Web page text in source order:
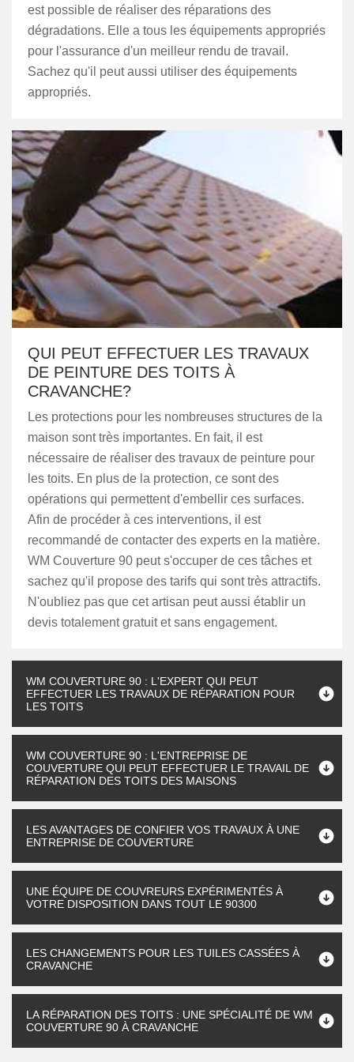
est possible de réaliser des réparations des
dégradations. Elle a tous les équipements appropriés
pour l'assurance d'un meilleur rendu de travail.
Sachez qu'il peut aussi utiliser des équipements
appropriés.
QUI PEUT EFFECTUER LES TRAVAUX
DE PEINTURE DES TOITS À
CRAVANCHE?
Les protections pour les nombreuses structures de la
maison sont très importantes. En fait, il est
nécessaire de réaliser des travaux de peinture pour
les toits. En plus de la protection, ce sont des
opérations qui permettent d'embellir ces surfaces.
Afin de procéder à ces interventions, il est
recommandé de contacter des experts en la matière.
WM Couverture 90 peut s'occuper de ces tâches et
sachez qu'il propose des tarifs qui sont très attractifs.
N'oubliez pas que cet artisan peut aussi établir un
devis totalement gratuit et sans engagement.
WM COUVERTURE 90 : L'EXPERT QUI PEUT
EFFECTUER LES TRAVAUX DE RÉPARATION POUR
LES TOITS
WM COUVERTURE 90 : L'ENTREPRISE DE
COUVERTURE QUI PEUT EFFECTUER LE TRAVAIL DE
RÉPARATION DES TOITS DES MAISONS
LES AVANTAGES DE CONFIER VOS TRAVAUX À UNE
ENTREPRISE DE COUVERTURE
UNE ÉQUIPE DE COUVREURS EXPÉRIMENTÉS À
VOTRE DISPOSITION DANS TOUT LE 90300
LES CHANGEMENTS POUR LES TUILES CASSÉES À
CRAVANCHE
LA RÉPARATION DES TOITS : UNE SPÉCIALITÉ DE WM
COUVERTURE 90 À CRAVANCHE